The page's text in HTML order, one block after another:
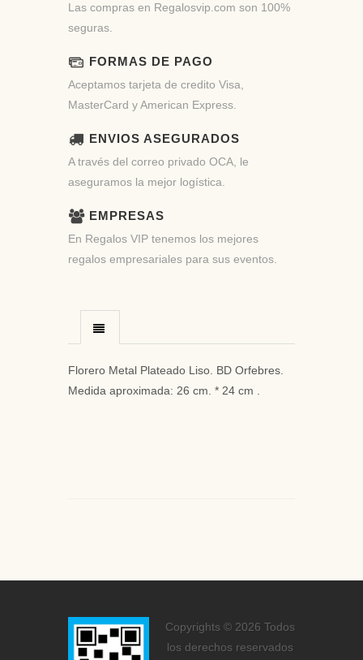
Las compras en Regalosvip.com son 100%
seguras.
FORMAS DE PAGO
Aceptamos tarjeta de credito Visa,
MasterCard y American Express.
ENVIOS ASEGURADOS
A través del correo privado OCA, le
aseguramos la mejor logística.
EMPRESAS
En Regalos VIP tenemos los mejores
regalos empresariales para sus eventos.
Florero Metal Plateado Liso. BD Orfebres.
Medida aproximada: 26 cm. * 24 cm .
Copyrights © 2026 Todos
los derechos reservados